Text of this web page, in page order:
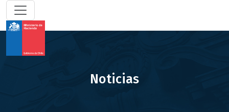
Noticias